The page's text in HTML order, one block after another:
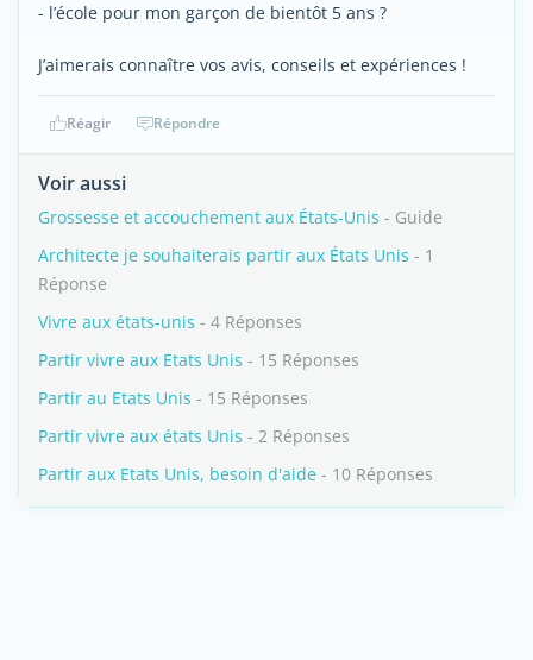
- l’école pour mon garçon de bientôt 5 ans ?
J’aimerais connaître vos avis, conseils et expériences !
Réagir Répondre
Voir aussi
Grossesse et accouchement aux États-Unis - Guide
Architecte je souhaiterais partir aux États Unis - 1
Réponse
Vivre aux états-unis - 4 Réponses
Partir vivre aux Etats Unis - 15 Réponses
Partir au Etats Unis - 15 Réponses
Partir vivre aux états Unis - 2 Réponses
Partir aux Etats Unis, besoin d'aide - 10 Réponses